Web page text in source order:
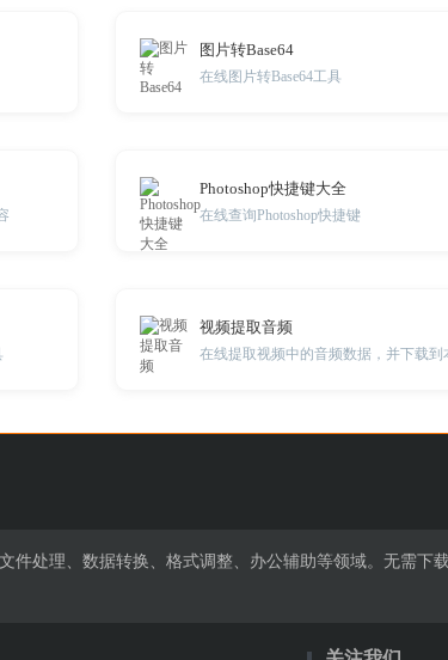
图片转Base64
在线图片转Base64工具
Photoshop快捷键大全
在线查询Photoshop快捷键
视频提取音频
件处理、数据转换、格式调整、办公辅助等领域。无需下